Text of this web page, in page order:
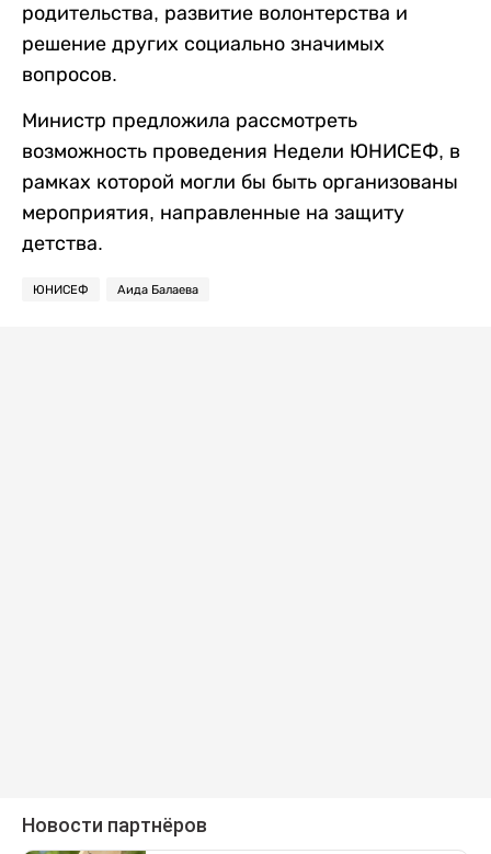
родительства, развитие волонтерства и
решение других социально значимых
вопросов.
Министр предложила рассмотреть
возможность проведения Недели ЮНИСЕФ, в
рамках которой могли бы быть организованы
мероприятия, направленные на защиту
детства.
ЮНИСЕФ Аида Балаева